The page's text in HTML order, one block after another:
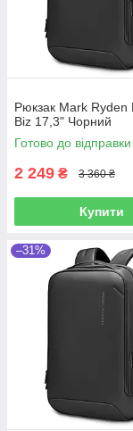
Рюкзак Mark Ryden
Biz 17,3" Чорний
Готово до відправки
2 249 ₴ 3 360 ₴
Купити
–31%